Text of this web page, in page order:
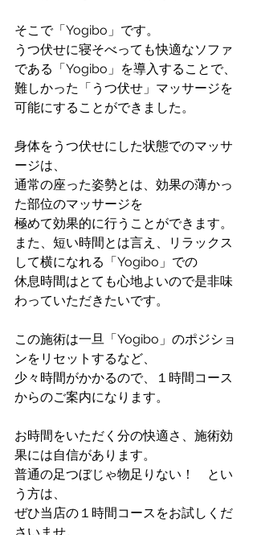
そこで「Yogibo」です。
うつ伏せに寝そべっても快適なソファ
である「Yogibo」を導入することで、
難しかった「うつ伏せ」マッサージを
可能にすることができました。
身体をうつ伏せにした状態でのマッサ
ージは、
通常の座った姿勢とは、効果の薄かっ
た部位のマッサージを
極めて効果的に行うことができます。
また、短い時間とは言え、リラックス
して横になれる「Yogibo」での
休息時間はとても心地よいので是非味
わっていただきたいです。
この施術は一旦「Yogibo」のポジショ
ンをリセットするなど、
少々時間がかかるので、１時間コース
からのご案内になります。
お時間をいただく分の快適さ、施術効
果には自信があります。
普通の足つぼじゃ物足りない！　とい
う方は、
ぜひ当店の１時間コースをお試しくだ